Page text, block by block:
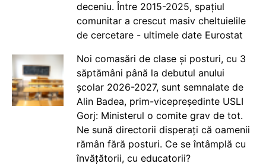
deceniu. Între 2015-2025, spațiul
comunitar a crescut masiv cheltuielile
de cercetare - ultimele date Eurostat
Noi comasări de clase și posturi, cu 3
săptămâni până la debutul anului
școlar 2026-2027, sunt semnalate de
Alin Badea, prim-vicepreședinte USLI
Gorj: Ministerul o comite grav de tot.
Ne sună directorii disperați că oamenii
rămân fără posturi. Ce se întâmplă cu
învățătorii, cu educatorii?